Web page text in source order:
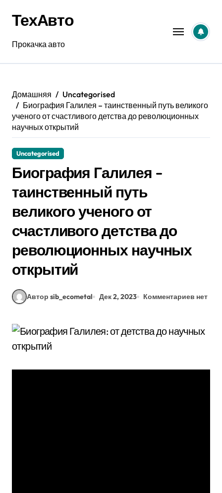
содержанию
ТехАвто
Прокачка авто
Домашняя
Uncategorised
Биография Галилея – таинственный путь великого
ученого от счастливого детства до революционных
научных открытий
Uncategorised
Биография Галилея –
таинственный путь
великого ученого от
счастливого детства до
революционных научных
открытий
Автор sib_ecometal Дек 2, 2023 Комментариев нет